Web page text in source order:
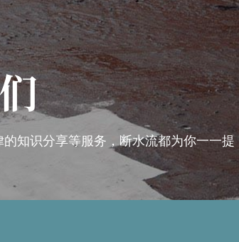
知识分享等服务，断水流都为你一一提